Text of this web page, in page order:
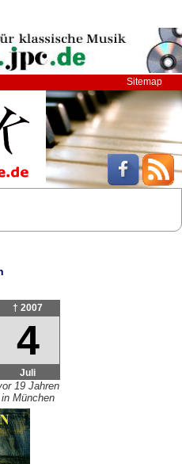
Sitemap
† 2007
4
Juli
19 Jahren
in München